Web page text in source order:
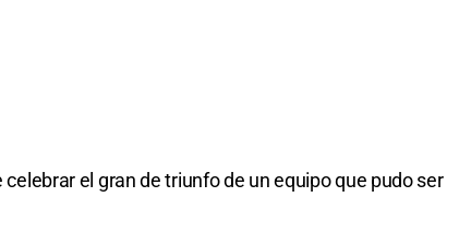
el gran de triunfo de un equipo que pudo ser